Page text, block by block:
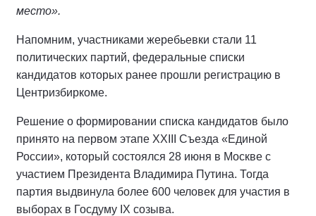
место».
Напомним, участниками жеребьевки стали 11
политических партий, федеральные списки
кандидатов которых ранее прошли регистрацию в
Центризбиркоме.
Решение о формировании списка кандидатов было
принято на первом этапе XXIII Съезда «Единой
России», который состоялся 28 июня в Москве с
участием Президента Владимира Путина. Тогда
партия выдвинула более 600 человек для участия в
выборах в Госдуму IX созыва.